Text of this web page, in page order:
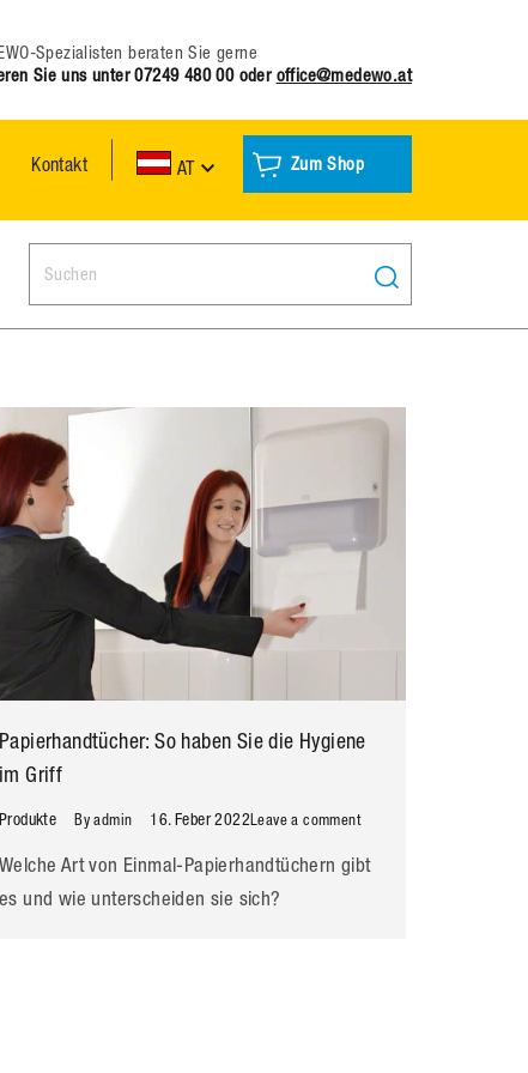
Spezialisten beraten Sie gerne
Sie uns unter07249 480 00oder office@medewo.at
Kontakt AT Zum Shop
Papierhandtücher: So haben Sie die Hygiene
im Griff
Produkte Byadmin 16. Feber 2022Leave a comment
Welche Art von Einmal-Papierhandtüchern gibt
es und wie unterscheiden sie sich?